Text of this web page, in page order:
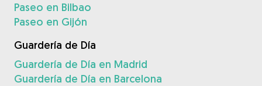
Paseo en Bilbao
Paseo en Gijón
Guardería de Día
Guardería de Día en Madrid
Guardería de Día en Barcelona